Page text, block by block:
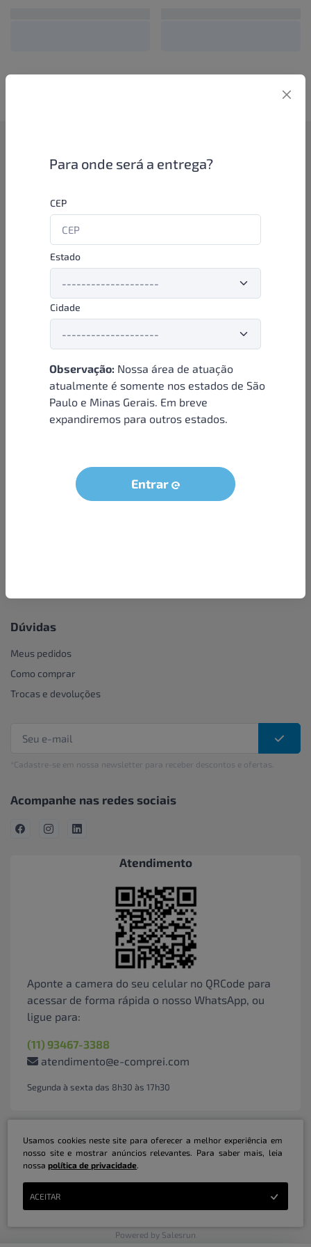
Para onde será a entrega?
CEP
Estado
Cidade
Observação: Nossa área de atuação
atualmente é somente nos estados de São
Paulo e Minas Gerais. Em breve
expandiremos para outros estados.
Entrar
Como funciona
aproveitar as promoções e ofertas direto das indústrias de
beleza e higiene em nossa plataforma. E o melhor: você continua
comprando de seus distribuidores parceiros e encontra novos
distribuidores para comprar cada vez com mais praticidade e
agilidade. Aproveite!
Formas de pagamento
Institucional
Sobre nós
Condições e termos
Seja um parceiro
LGPD - Solicitação dos dados do titular
Dúvidas
Meus pedidos
Como comprar
Trocas e devoluções
*Cadastre-se em nossa newsletter para receber descontos e ofertas.
Acompanhe nas redes sociais
Atendimento
Aponte a camera do seu celular no QRCode para
acessar de forma rápida o nosso WhatsApp, ou
ligue para:
(11) 93467-3388
atendimento@e-comprei.com
Segunda à sexta das 8h30 às 17h30
Marketplace B2B Serviços Inteligentes Ltda | CNPJ: 31.415.786/0001-31 | ©
Powered by Salesrun
Usamos cookies neste site para oferecer a melhor experiência em
nosso site e mostrar anúncios relevantes. Para saber mais, leia
nossapolítica de privacidade.
ACEITAR